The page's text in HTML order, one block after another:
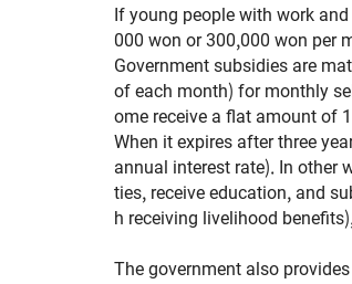
If young people with work
000 won or 300,000 won per
Government subsidies are
of each month) for monthly
ome receive a flat amount of
When it expires after three
annual interest rate). In other
ties, receive education, and
h receiving livelihood
The government also